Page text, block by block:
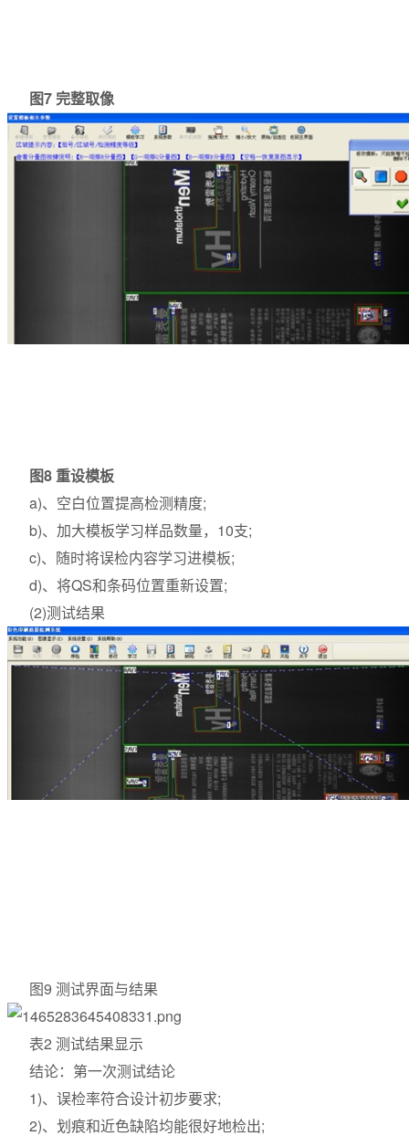
图7 完整取像
图8 重设模板
a)、空白位置提高检测精度;
b)、加大模板学习样品数量，10支;
c)、随时将误检内容学习进模板;
d)、将QS和条码位置重新设置;
(2)测试结果
图9 测试界面与结果
表2 测试结果显示
结论：第一次测试结论
1)、误检率符合设计初步要求;
2)、划痕和近色缺陷均能很好地检出;